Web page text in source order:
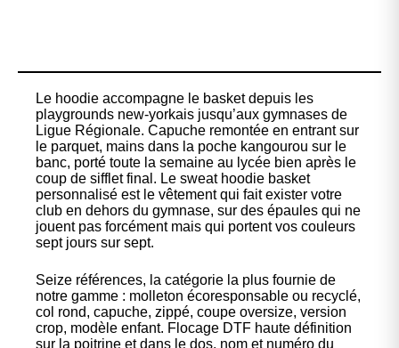
Le hoodie accompagne le basket depuis les
playgrounds new-yorkais jusqu’aux gymnases de
Ligue Régionale. Capuche remontée en entrant sur
le parquet, mains dans la poche kangourou sur le
banc, porté toute la semaine au lycée bien après le
coup de sifflet final. Le sweat hoodie basket
personnalisé est le vêtement qui fait exister votre
club en dehors du gymnase, sur des épaules qui ne
jouent pas forcément mais qui portent vos couleurs
sept jours sur sept.
Seize références, la catégorie la plus fournie de
notre gamme : molleton écoresponsable ou recyclé,
col rond, capuche, zippé, coupe oversize, version
crop, modèle enfant. Flocage DTF haute définition
sur la poitrine et dans le dos, nom et numéro du